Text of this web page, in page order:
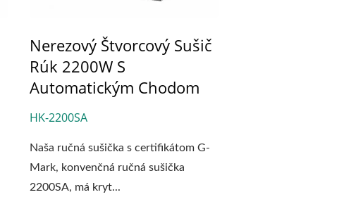
Nerezový Štvorcový Sušič
Rúk 2200W S
Automatickým Chodom
HK-2200SA
Naša ručná sušička s certifikátom G-
Mark, konvenčná ručná sušička
2200SA, má kryt...